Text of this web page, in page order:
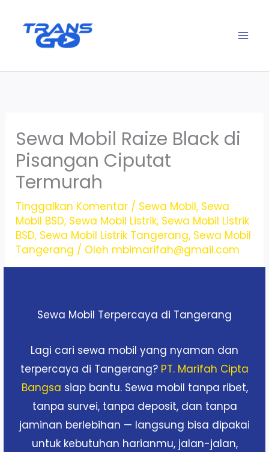
Sewa Mobil Raize Black di
Pisangan Ciputat
Termurah
Tinggalkan Komentar / Sewa Mobil, Sewa
Mobil BSD, Sewa Mobil Listrik, Sewa Mobil Listrik
BSD, Sewa Mobil Listrik Tangerang, Sewa Mobil
Tangerang / Oleh mbimarifah@gmail.com
Sewa Mobil Terpercaya di Tangerang
Lagi cari sewa mobil yang nyaman dan
terpercaya di Tangerang? PT. Marifah Cipta
Bangsa siap bantu. Sewa mobil tanpa ribet,
tanpa survei, tanpa deposit, dan tanpa
jaminan berlebihan — langsung bisa dipakai
untuk kebutuhan harianmu, jalan-jalan,